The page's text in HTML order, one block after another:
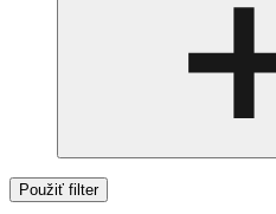
Použiť filter